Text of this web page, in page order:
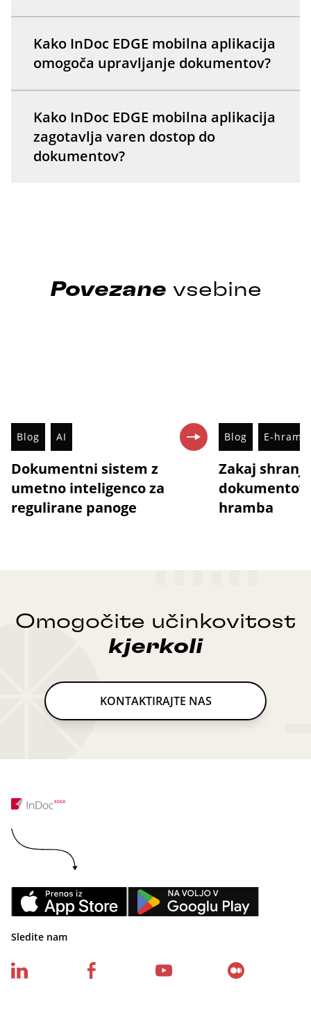
Kako InDoc EDGE mobilna aplikacija
omogoča upravljanje dokumentov?
Kako InDoc EDGE mobilna aplikacija
zagotavlja varen dostop do
dokumentov?
Povezane vsebine
Blog AI
Dokumentni sistem z
umetno inteligenco za
regulirane panoge
Blog E-
Zakaj
hramba
Omogočite učinkovitost
kjerkoli
KONTAKTIRAJTE NAS
Sledite nam